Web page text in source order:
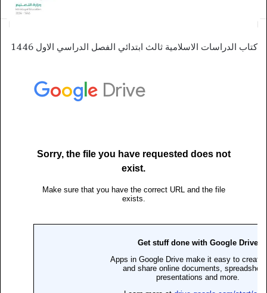
كتاب الدراسات الاسلامية ثالث ابتدائي الفصل الدراسي الاول 1446